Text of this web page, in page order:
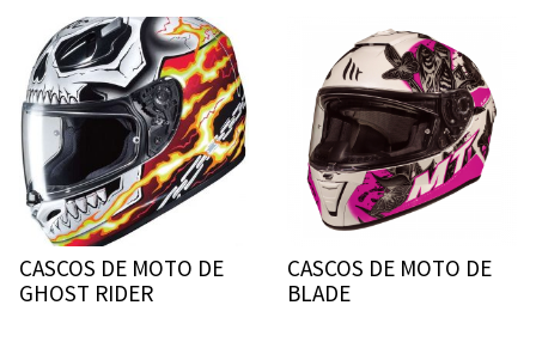
CASCOS DE MOTO DE
GHOST RIDER
CASCOS DE MOTO DE
BLADE